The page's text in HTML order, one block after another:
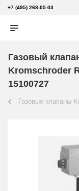
+7 (495) 268-05-03
Газовый
Kromschroder
15100727
Газовые клапаны